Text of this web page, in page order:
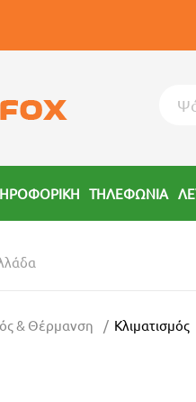
ΤΗΛΕΦΩΝΙΑ
& Θέρμανση Κλιματισμός